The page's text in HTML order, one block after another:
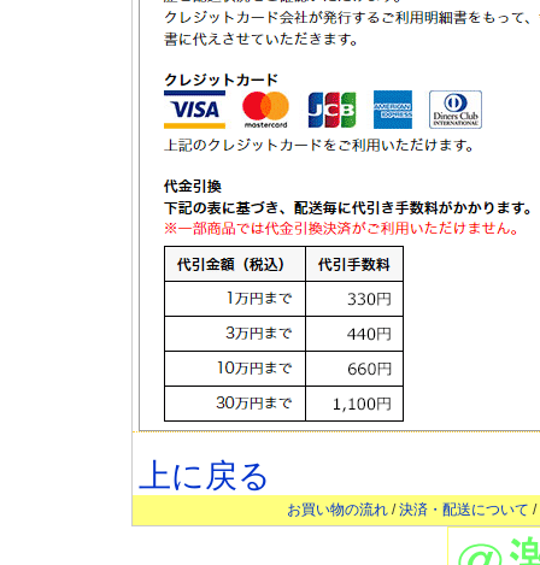
上に戻る
お買い物の流れ /決済・配送について /